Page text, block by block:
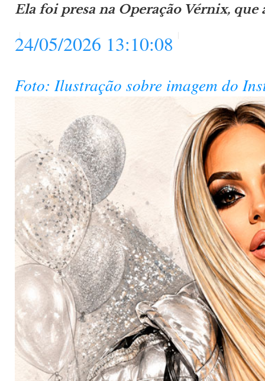
Ela foi presa na Operação Vérnix, que
24/05/2026 13:10:08
Foto: Ilustração sobre imagem do